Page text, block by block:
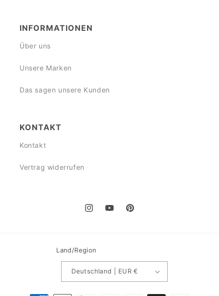
INFORMATIONEN
Über uns
Unsere Marken
Das sagen unsere Kunden
KONTAKT
Kontakt
Vertrag widerrufen
InstagramYouTubePinterest
Land/Region
Deutschland | EUR €